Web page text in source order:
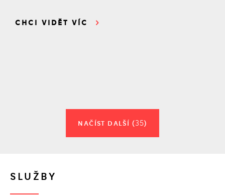
CHCI VIDĚT VÍC
NAČÍST DALŠÍ (35)
SLUŽBY